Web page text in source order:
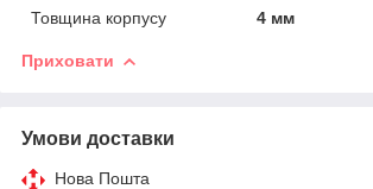
Товщина корпусу
4 мм
Приховати
Умови доставки
Нова Пошта